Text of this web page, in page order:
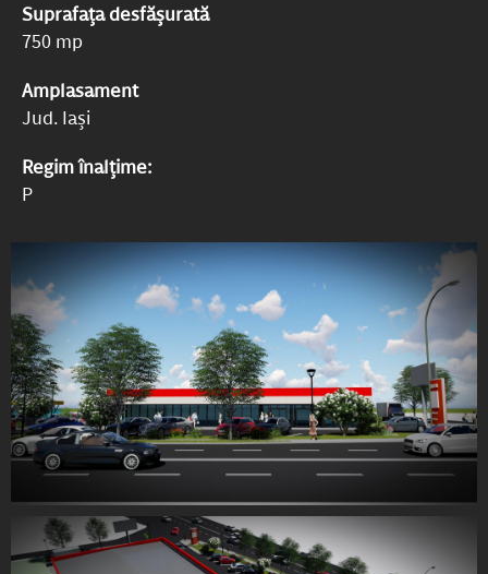
Suprafața desfășurată
750 mp
Amplasament
Jud. Iași
Regim înalțime:
P